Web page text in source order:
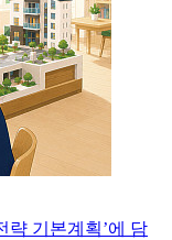
략 기본계획’에 담